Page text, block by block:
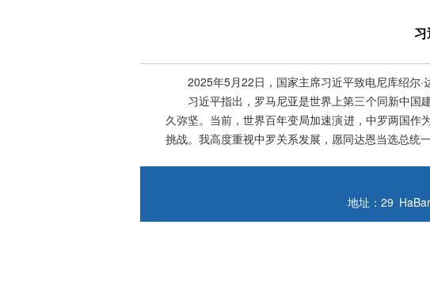
2025年5月22日，国家主席习近平致电尼库绍尔·
习近平指出，罗马尼亚是世界上第三个同新中
久弥坚。当前，世界百年变局加速演进，中罗两国
挑战。我高度重视中罗关系发展，愿同达恩当选总统
地址：29